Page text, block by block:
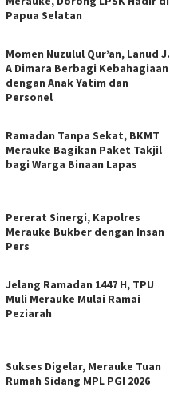
Papua Selatan
Momen Nuzulul Qur’an, Lanud J.
A Dimara Berbagi Kebahagiaan
dengan Anak Yatim dan
Personel
Ramadan Tanpa Sekat, BKMT
Merauke Bagikan Paket Takjil
bagi Warga Binaan Lapas
​Pererat Sinergi, Kapolres
Merauke Bukber dengan Insan
Pers
Jelang Ramadan 1447 H, TPU
Muli Merauke Mulai Ramai
Peziarah
Sukses Digelar, Merauke Tuan
Rumah Sidang MPL PGI 2026